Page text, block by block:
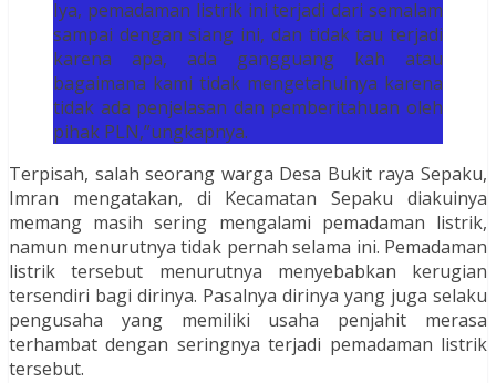
Iya, pemadaman listrik ini terjadi dari semalam
sampai dengan siang ini, dan tidak tau terjadi
karena apa, ada gangguang kah atau
bagaimana kami tidak mengetahuinya karena
tidak ada penjelasan dan pemberitahuan oleh
pihak PLN,”ungkapnya.
Terpisah, salah seorang warga Desa Bukit raya Sepaku,
Imran mengatakan, di Kecamatan Sepaku diakuinya
memang masih sering mengalami pemadaman listrik,
namun menurutnya tidak pernah selama ini. Pemadaman
listrik tersebut menurutnya menyebabkan kerugian
tersendiri bagi dirinya. Pasalnya dirinya yang juga selaku
pengusaha yang memiliki usaha penjahit merasa
terhambat dengan seringnya terjadi pemadaman listrik
tersebut.